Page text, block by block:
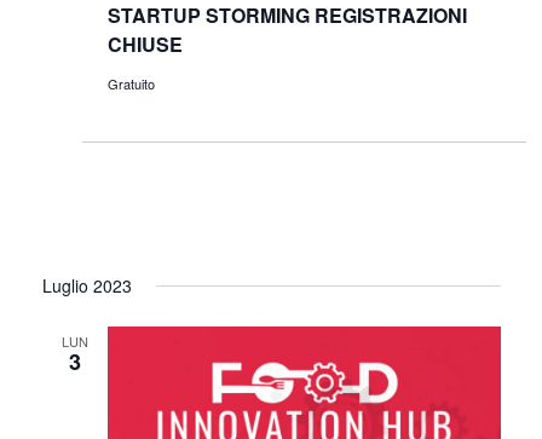
STARTUP STORMING REGISTRAZIONI
CHIUSE
Gratuito
Luglio 2023
LUN
3